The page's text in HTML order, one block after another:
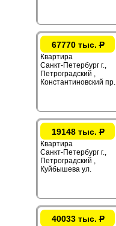
67770 тыс.Р
Квартира
Санкт-Петербург г.,
Петроградский ,
Константиновский пр.
19148 тыс.Р
Квартира
Санкт-Петербург г.,
Петроградский ,
Куйбышева ул.
40033 тыс.Р